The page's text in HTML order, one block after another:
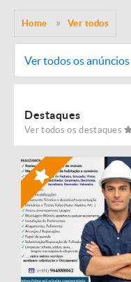
Home Ver todos
Ver todos os anúncios
Destaques
Ver todos os destaques